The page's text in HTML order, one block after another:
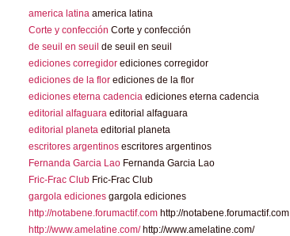
america latina america latina
Corte y confección Corte y confección
de seuil en seuil de seuil en seuil
ediciones corregidor ediciones corregidor
ediciones de la flor ediciones de la flor
ediciones eterna cadencia ediciones eterna cadencia
editorial alfaguara editorial alfaguara
editorial planeta editorial planeta
escritores argentinos escritores argentinos
Fernanda Garcia Lao Fernanda Garcia Lao
Fric-Frac Club Fric-Frac Club
gargola ediciones gargola ediciones
http://notabene.forumactif.com http://notabene.forumactif.com
http://www.amelatine.com/http://www.amelatine.com/